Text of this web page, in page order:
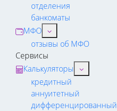
отделения
банкоматы
МФО
отзывы об МФО
Сервисы
Калькуляторы
кредитный
аннуитетный
дифференцированный